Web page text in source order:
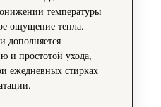
температуры
ощущение тепла.
дополняется
и простотой ухода,
ежедневных стирках